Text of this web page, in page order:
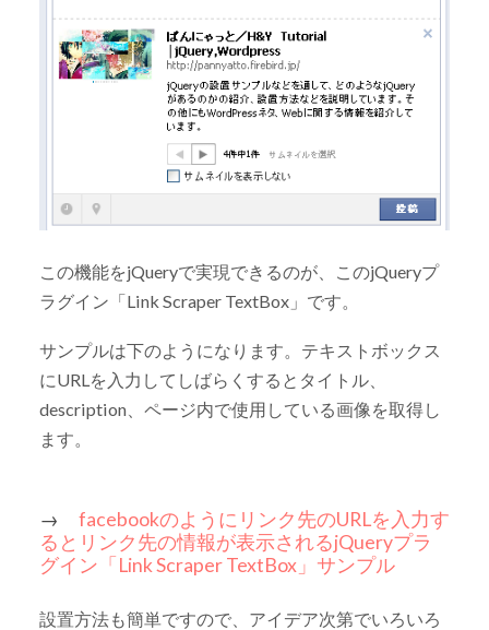
この機能をjQueryで実現できるのが、このjQueryプ
ラグイン「Link Scraper TextBox」です。
サンプルは下のようになります。テキストボックス
にURLを入力してしばらくするとタイトル、
description、ページ内で使用している画像を取得し
ます。
→ facebookのようにリンク先のURLを入力す
るとリンク先の情報が表示されるjQueryプラ
グイン「Link Scraper TextBox」サンプル
設置方法も簡単ですので、アイデア次第でいろいろ